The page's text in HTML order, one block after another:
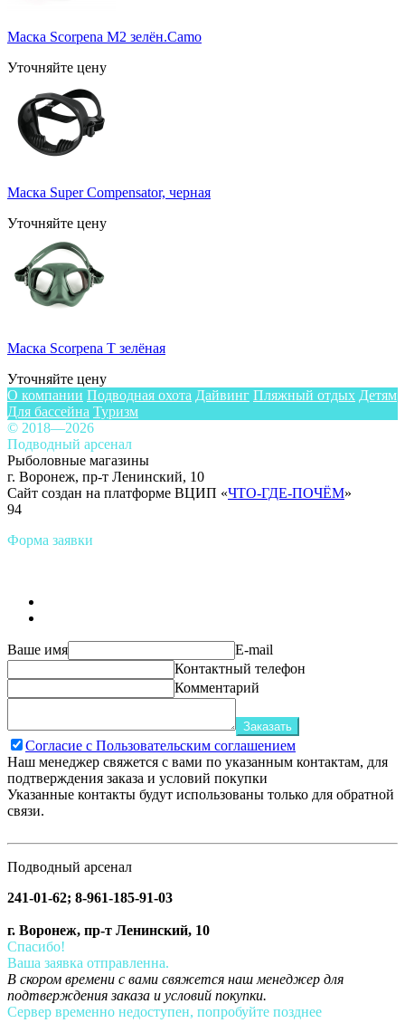
Маска Scorpena M2 зелён.Camo
Уточняйте цену
Маска Super Compensator, черная
Уточняйте цену
Маска Scorpena T зелёная
Уточняйте цену
О компании Подводная охота Дайвинг Пляжный отдых Детям
Для бассейна Туризм
© 2018—2026
Подводный арсенал
Рыболовные магазины
г. Воронеж, пр-т Ленинский, 10
Сайт создан на платформе ВЦИП «ЧТО-ГДЕ-ПОЧЁМ»
94
Форма заявки
Ваше имя
E-mail
Контактный телефон
Комментарий
Заказать
Согласие с Пользовательским соглашением
Наш менеджер свяжется с вами по указанным контактам, для
подтверждения заказа и условий покупки
Указанные контакты будут использованы только для обратной
связи.
Подводный арсенал
241-01-62; 8-961-185-91-03
г. Воронеж, пр-т Ленинский, 10
Спасибо!
Ваша заявка отправленна.
В скором времени с вами свяжется наш менеджер для
подтверждения заказа и условий покупки.
Сервер временно недоступен, попробуйте позднее